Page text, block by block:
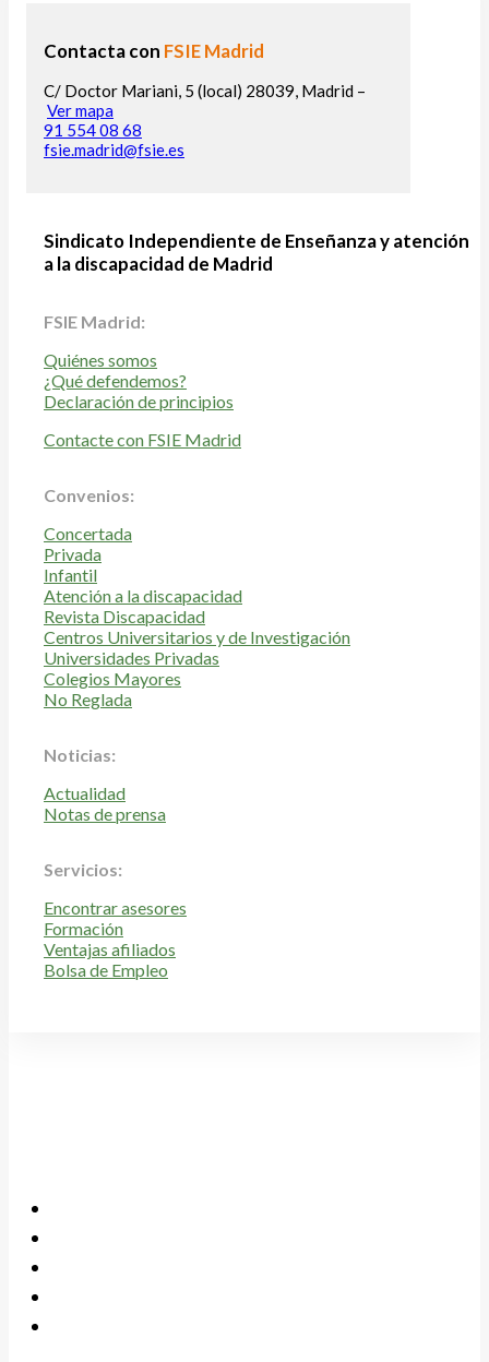
Contacta con FSIE Madrid
C/ Doctor Mariani, 5 (local) 28039, Madrid –
Ver mapa
91 554 08 68
fsie.madrid@fsie.es
Sindicato Independiente de Enseñanza y atención
a la discapacidad de Madrid
FSIE Madrid:
Quiénes somos
¿Qué defendemos?
Declaración de principios
Contacte con FSIE Madrid
Convenios:
Concertada
Privada
Infantil
Atención a la discapacidad
Revista Discapacidad
Centros Universitarios y de Investigación
Universidades Privadas
Colegios Mayores
No Reglada
Noticias:
Actualidad
Notas de prensa
Servicios:
Encontrar asesores
Formación
Ventajas afiliados
Bolsa de Empleo